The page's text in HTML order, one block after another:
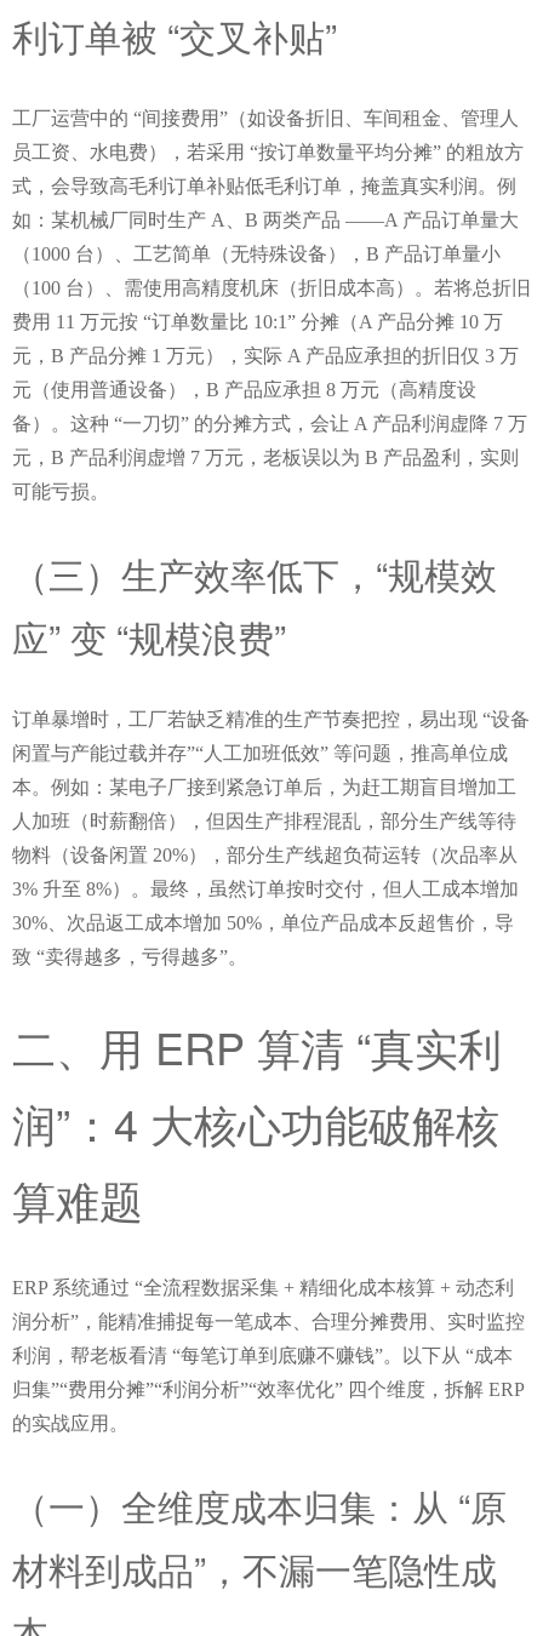
利订单被 “交叉补贴”
工厂运营中的 “间接费用”（如设备折旧、车间租金、管理人
员工资、水电费），若采用 “按订单数量平均分摊” 的粗放方
式，会导致高毛利订单补贴低毛利订单，掩盖真实利润。例
如：某机械厂同时生产 A、B 两类产品 ——A 产品订单量大
（1000 台）、工艺简单（无特殊设备），B 产品订单量小
（100 台）、需使用高精度机床（折旧成本高）。若将总折旧
费用 11 万元按 “订单数量比 10:1” 分摊（A 产品分摊 10 万
元，B 产品分摊 1 万元），实际 A 产品应承担的折旧仅 3 万
元（使用普通设备），B 产品应承担 8 万元（高精度设
备）。这种 “一刀切” 的分摊方式，会让 A 产品利润虚降 7 万
元，B 产品利润虚增 7 万元，老板误以为 B 产品盈利，实则
可能亏损。
（三）生产效率低下，“规模效
应” 变 “规模浪费”
订单暴增时，工厂若缺乏精准的生产节奏把控，易出现 “设备
闲置与产能过载并存”“人工加班低效” 等问题，推高单位成
本。例如：某电子厂接到紧急订单后，为赶工期盲目增加工
人加班（时薪翻倍），但因生产排程混乱，部分生产线等待
物料（设备闲置 20%），部分生产线超负荷运转（次品率从
3% 升至 8%）。最终，虽然订单按时交付，但人工成本增加
30%、次品返工成本增加 50%，单位产品成本反超售价，导
致 “卖得越多，亏得越多”。
二、用 ERP 算清 “真实利
润”：4 大核心功能破解核
算难题
ERP 系统通过 “全流程数据采集 + 精细化成本核算 + 动态利
润分析”，能精准捕捉每一笔成本、合理分摊费用、实时监控
利润，帮老板看清 “每笔订单到底赚不赚钱”。以下从 “成本
归集”“费用分摊”“利润分析”“效率优化” 四个维度，拆解 ERP
的实战应用。
（一）全维度成本归集：从 “原
材料到成品”，不漏一笔隐性成